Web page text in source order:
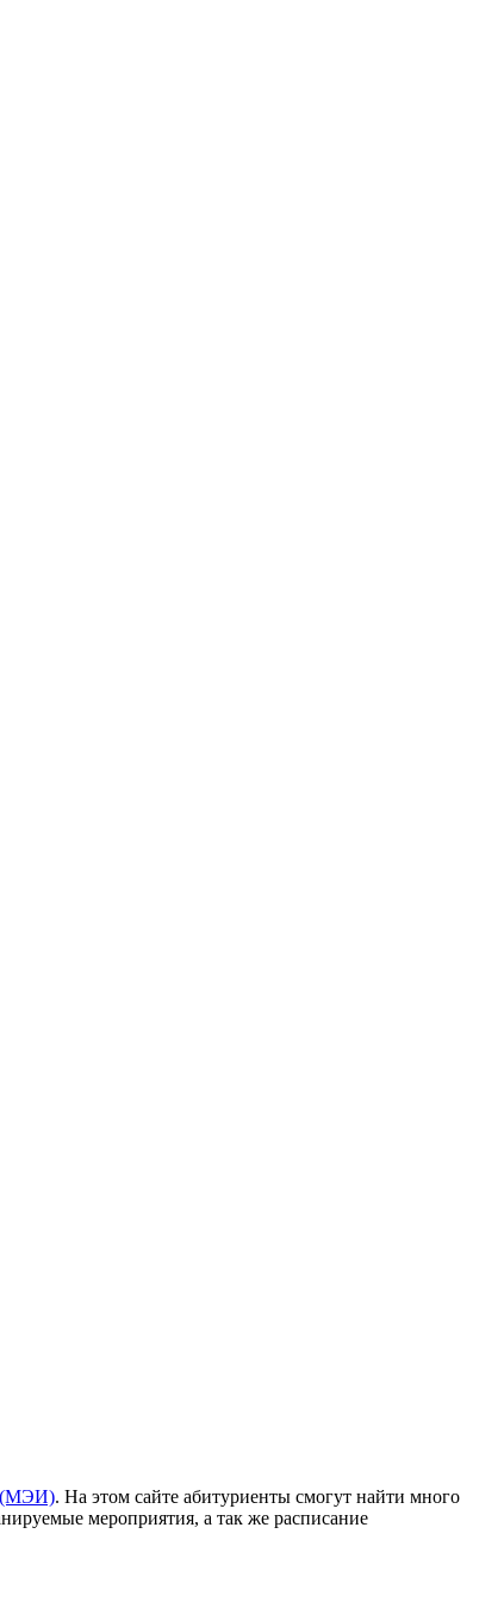
(МЭИ). На этом сайте абитуриенты смогут найти много
мероприятия, а так же расписание